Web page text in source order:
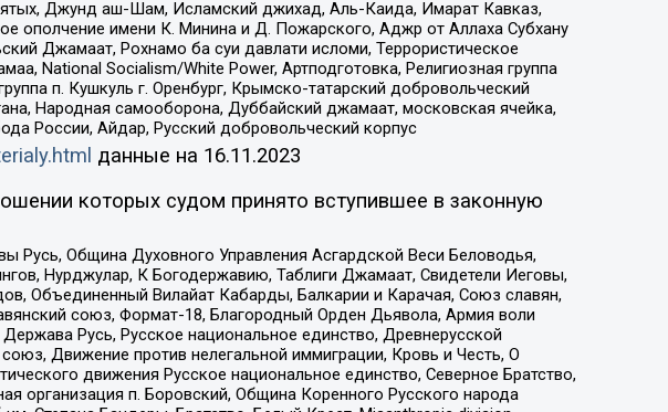
Джунд аш-Шам, Исламский джихад, Аль-Каида, Имарат Кавказ,
ополчение имени К. Минина и Д. Пожарского, Аджр от Аллаха Субхану
Джамаат, Рохнамо ба суи давлати исломи, Террористическое
National Socialism/White Power, Артподготовка, Религиозная группа
п. Кушкуль г. Оренбург, Крымско-татарский добровольческий
Народная самооборона, Дуббайский джамаат, московская ячейка,
России, Айдар, Русский добровольческий корпус
данные на 16.11.2023
которых судом принято вступившее в законную
Русь, Община Духовного Управления Асгардской Веси Беловодья,
Нурджулар, К Богодержавию, Таблиги Джамаат, Свидетели Иеговы,
Объединенный Вилайат Кабарды, Балкарии и Карачая, Союз славян,
союз, Формат-18, Благородный Орден Дьявола, Армия воли
Русь, Русское национальное единство, Древнерусской
Движение против нелегальной иммиграции, Кровь и Честь, О
движения Русское национальное единство, Северное Братство,
организация п. Боровский, Община Коренного Русского народа